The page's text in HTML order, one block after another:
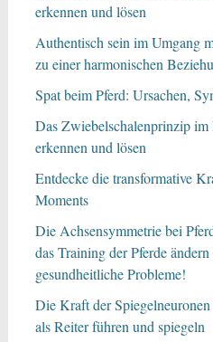
erkennen und lösen
Authentisch sein im Umgang
zu einer harmonischen
Spat beim Pferd: Ursachen,
Das Zwiebelschalenprinzip
erkennen und lösen
Entdecke die transformative
Moments
Die Achsensymmetrie bei
das Training der Pferde
gesundheitliche Probleme!
Die Kraft der
als Reiter führen und spiegeln